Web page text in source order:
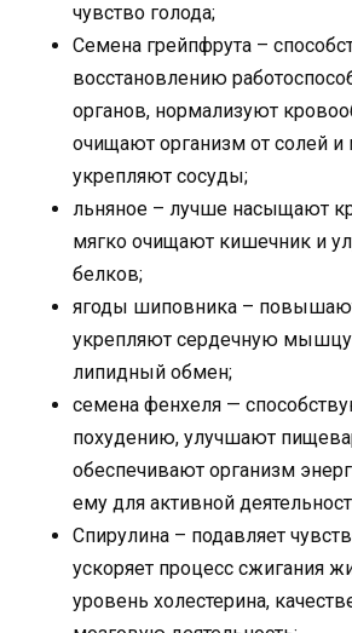
чувство голода;
Семена грейпфрута –
восстановлению
органов, нормализуют
очищают организм от солей и
укрепляют сосуды;
льняное – лучше насыщают
мягко очищают кишечник и
белков;
ягоды шиповника –
укрепляют сердечную
липидный обмен;
семена фенхеля —
похудению, улучшают
обеспечивают организм
ему для активной
Спирулина – подавляет
ускоряет процесс сжигания
уровень холестерина,